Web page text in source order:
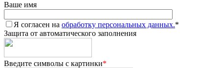
Ваше имя
Я согласен на обработку персональных данных.*
Защита от автоматического заполнения
Введите символы с картинки*